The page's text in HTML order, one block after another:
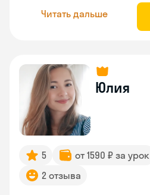
Читать дальше
Юлия
5 от 1590 ₽ за урок
2 отзыва